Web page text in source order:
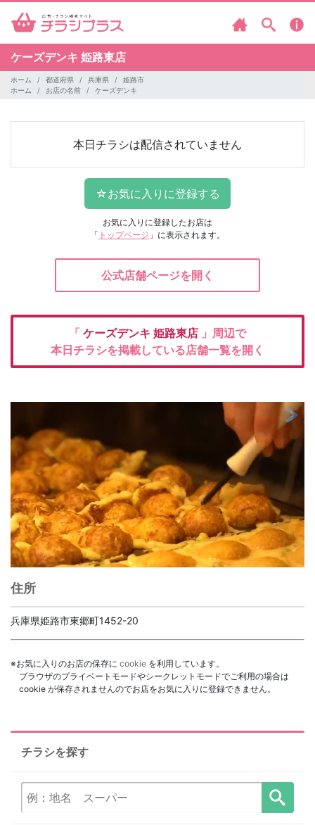
ケーズデンキ 姫路東店
ホーム 都道府県 兵庫県
姫路市
ホーム
お店の名前 ケーズデンキ
本日チラシは配信されていません
お気に入りに登録したお店は
「 トップページ 」に表示されます。
公式店舗ページを開く
「 ケーズデンキ 姫路東店 」周辺で
本日チラシを掲載している店舗一覧を開く
住所
兵庫県姫路市東郷町1452-20
※お気に入りのお店の保存に cookie を利用しています。
ブラウザのプライベートモードやシークレットモードでご利用の場合は
cookie が保存されませんのでお店をお気に入りに登録できません。
チラシを探す